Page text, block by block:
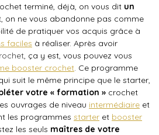
terminé, déjà, on vous dit un
on ne vous abandonne pas comme
de pratiquer vos acquis grâce à
faciles à réaliser. Après avoir
, ça y est, vous pouvez vous
booster crochet. Ce programme
suit le même principe que le starter,
votre « formation » crochet
ouvrages de niveau intermédiaire et
les programmes starter et booster
les seuls maîtres de votre